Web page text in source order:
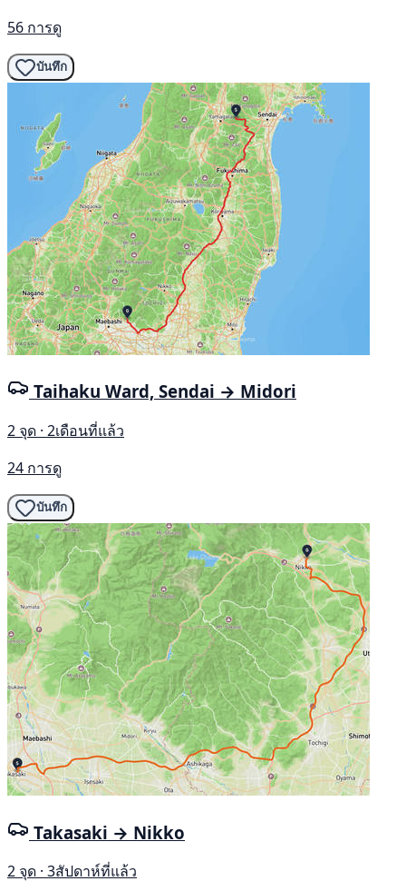
56 การดู
บันทึก
Taihaku Ward, Sendai → Midori
2 จุด · 2เดือนที่แล้ว
24 การดู
บันทึก
Takasaki → Nikko
2 จุด · 3สัปดาห์ที่แล้ว